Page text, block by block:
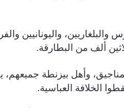
واليونانيين
ألف من البطارقة.
وأهل بيزنطة
الخلافة العباسية.